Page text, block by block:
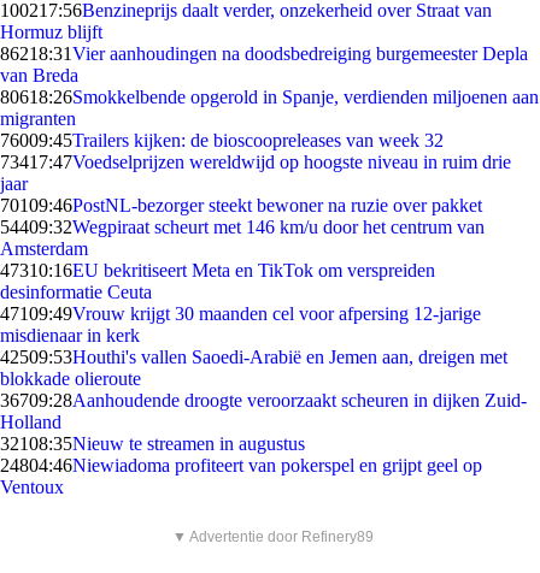
100217:56Benzineprijs daalt verder, onzekerheid over Straat van
Hormuz blijft
86218:31Vier aanhoudingen na doodsbedreiging burgemeester Depla
van Breda
80618:26Smokkelbende opgerold in Spanje, verdienden miljoenen aan
migranten
76009:45Trailers kijken: de bioscoopreleases van week 32
73417:47Voedselprijzen wereldwijd op hoogste niveau in ruim drie
jaar
70109:46PostNL-bezorger steekt bewoner na ruzie over pakket
54409:32Wegpiraat scheurt met 146 km/u door het centrum van
Amsterdam
47310:16EU bekritiseert Meta en TikTok om verspreiden
desinformatie Ceuta
47109:49Vrouw krijgt 30 maanden cel voor afpersing 12-jarige
misdienaar in kerk
42509:53Houthi's vallen Saoedi-Arabië en Jemen aan, dreigen met
blokkade olieroute
36709:28Aanhoudende droogte veroorzaakt scheuren in dijken Zuid-
Holland
32108:35Nieuw te streamen in augustus
24804:46Niewiadoma profiteert van pokerspel en grijpt geel op
Ventoux
▼ Advertentie door Refinery89